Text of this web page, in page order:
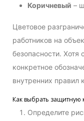
Коричневый –
Цветовое
работников на
безопасности.
конкретное
внутренних правил
Как выбрать защитную
Определите